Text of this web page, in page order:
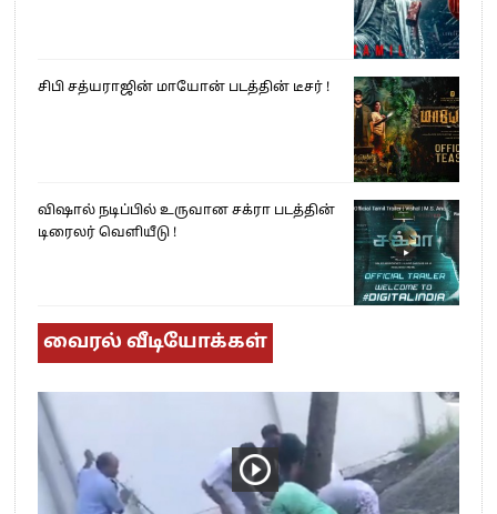
சிபி சத்யராஜின் மாயோன் படத்தின் டீசர் !
விஷால் நடிப்பில் உருவான சக்ரா படத்தின்
டிரைலர் வெளியீடு !
வைரல் வீடியோக்கள்